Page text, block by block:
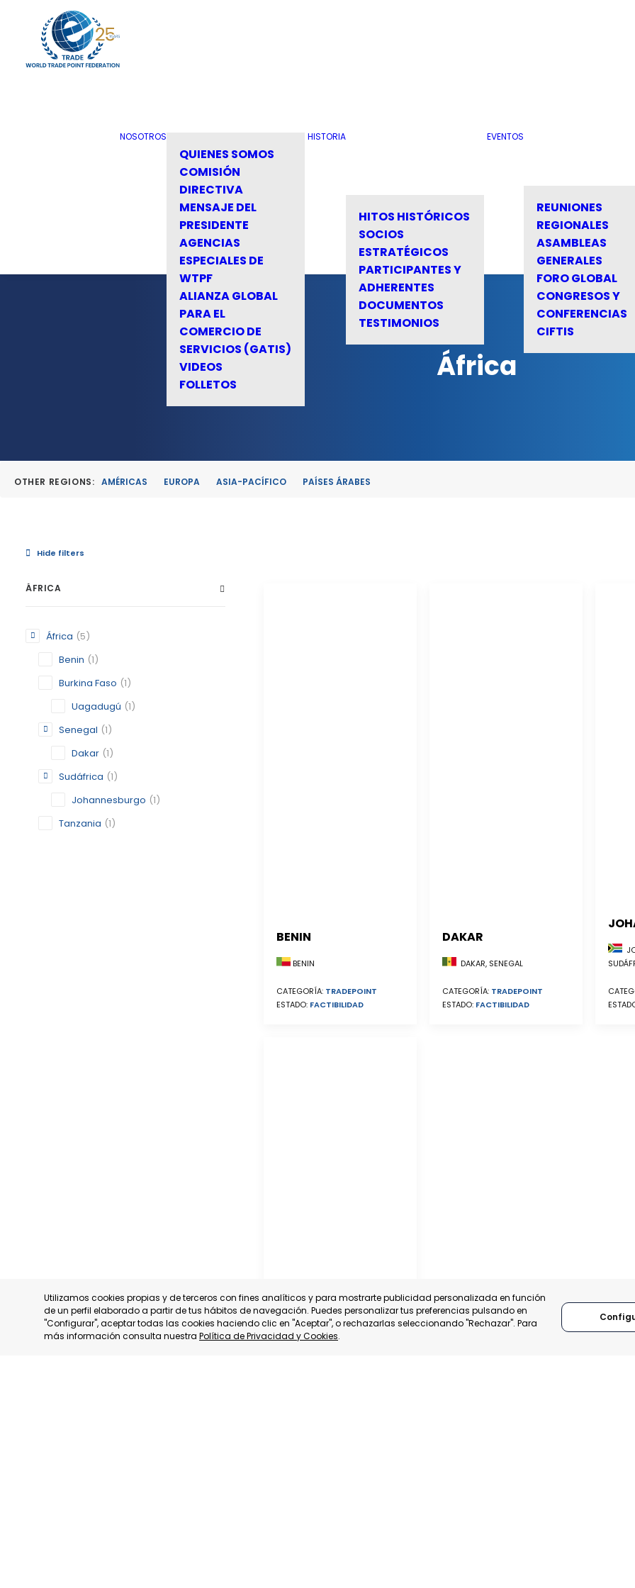
NOSOTROS
QUIENES SOMOS
COMISIÓN
DIRECTIVA
MENSAJE DEL
PRESIDENTE
AGENCIAS
ESPECIALES DE
WTPF
ALIANZA GLOBAL
PARA EL
COMERCIO DE
SERVICIOS (GATIS)
VIDEOS
FOLLETOS
HISTORIA
HITOS HISTÓRICOS
SOCIOS
ESTRATÉGICOS
PARTICIPANTES Y
ADHERENTES
DOCUMENTOS
TESTIMONIOS
EVENTOS
REUNIONES
REGIONALES
ASAMBLEAS
GENERALES
FORO GLOBAL
CONGRESOS Y
CONFERENCIAS
CIFTIS
África
OTHER REGIONS: AMÉRICAS EUROPA ASIA-PACÍFICO PAÍSES ÁRABES
Hide filters
ÁFRICA
África (5)
Benin (1)
Burkina Faso (1)
Uagadugú (1)
Senegal (1)
Dakar (1)
Sudáfrica (1)
Johannesburgo (1)
Tanzania (1)
BENIN
BENIN
CATEGORÍA: TRADEPOINT
ESTADO: FACTIBILIDAD
DAKAR
DAKAR, SENEGAL
CATEGORÍA: TRADEPOINT
ESTADO: FACTIBILIDAD
Utilizamos cookies propias y de terceros con fines analíticos y para mostrarte publicidad personalizada en función
de un perfil elaborado a partir de tus hábitos de navegación. Puedes personalizar tus preferencias pulsando en
"Configurar", aceptar todas las cookies haciendo clic en "Aceptar", o rechazarlas seleccionando "Rechazar". Para
más información consulta nuestra Política de Privacidad y Cookies.